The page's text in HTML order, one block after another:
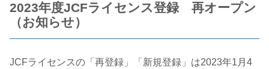
2023年度JCFライセンス登録 再オープン
（お知らせ）
JCFライセンスの「再登録」「新規登録」は2023年1月4